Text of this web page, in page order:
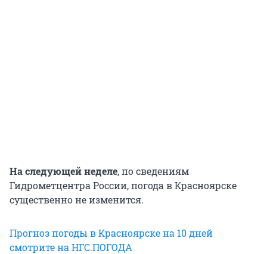
На следующей неделе, по сведениям
Гидрометцентра России, погода в Красноярске
существенно не изменится.
Прогноз погоды в Красноярске на 10 дней
смотрите на НГС.ПОГОДА